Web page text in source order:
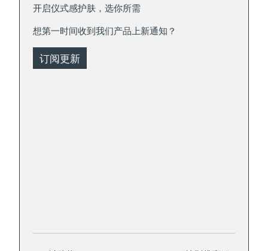
开启仪式感护肤，选你所需
想第一时间收到我们产品上新通知？
订阅更新